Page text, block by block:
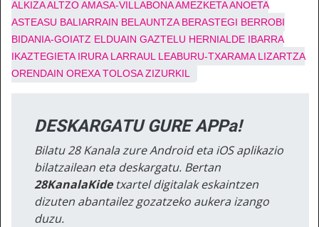
ALKIZAALTZOAMASA-VILLABONAAMEZKETAANOETA
ASTEASU BALIARRAIN BELAUNTZA BERASTEGI BERROBI
BIDANIA-GOIATZ ELDUAIN GAZTELU HERNIALDE IBARRA
IKAZTEGIETA IRURA LARRAUL LEABURU-TXARAMA LIZARTZA
ORENDAIN OREXA TOLOSA ZIZURKIL
DESKARGATU GURE APPa!
Bilatu 28 Kanala zure Android eta iOS aplikazio
bilatzailean eta deskargatu. Bertan
28KanalaKidetxartel digitalak eskaintzen
dizuten abantailez gozatzeko aukera izango
duzu.